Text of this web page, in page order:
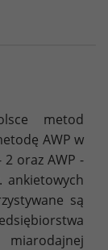
metod
AWP w
2 oraz AWP -
ankietowych
są